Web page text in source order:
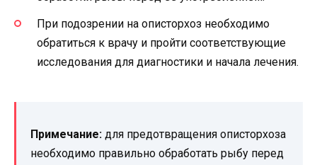
При подозрении на описторхоз необходимо
обратиться к врачу и пройти соответствующие
исследования для диагностики и начала лечения.
Примечание: для предотвращения описторхоза
необходимо правильно обработать рыбу перед